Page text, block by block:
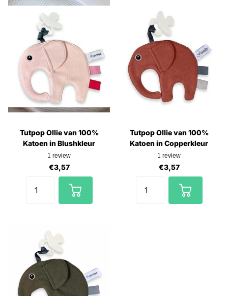
Tutpop Ollie van 100%
Katoen in Blushkleur
1 review
€3,57
Tutpop Ollie van 100%
Katoen in Copperkleur
1 review
€3,57